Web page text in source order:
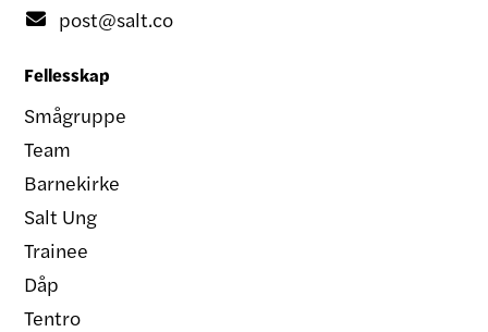
 post@salt.co
Fellesskap
Smågruppe
Team
Barnekirke
Salt Ung
Trainee
Dåp
Tentro